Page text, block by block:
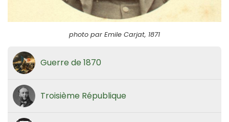
photo par Emile Carjat, 1871
Guerre de 1870
Troisième République